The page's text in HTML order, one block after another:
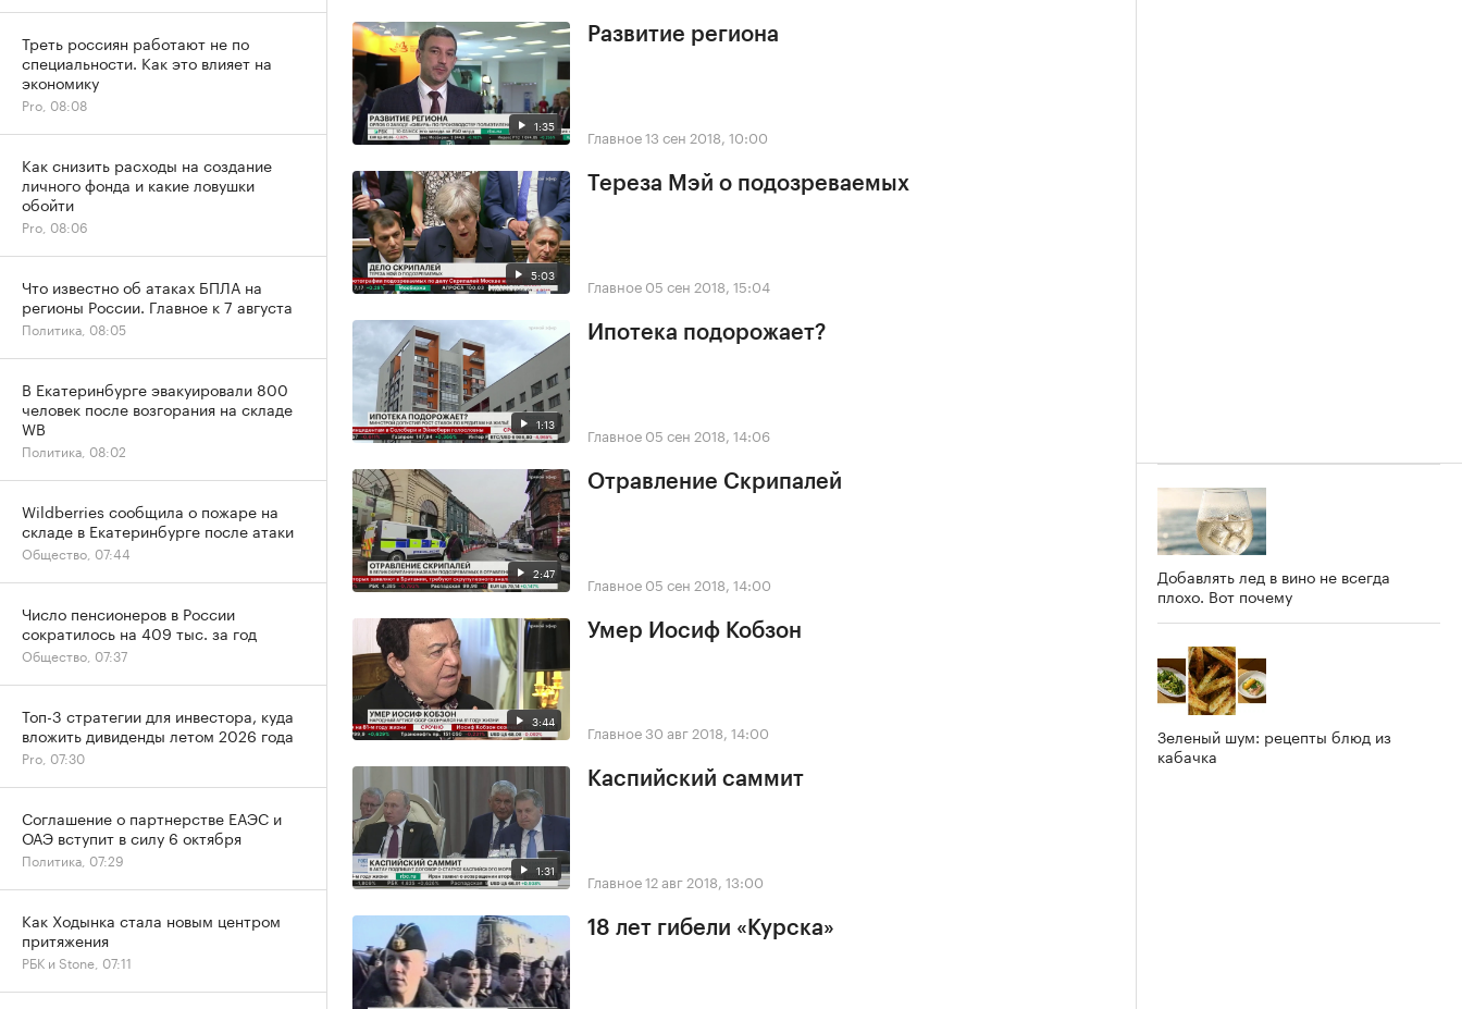
1:35
Развитие региона
Главное13 сен 2018, 10:00
5:03
Тереза Мэй о подозреваемых
Главное 05 сен 2018, 15:04
1:13
Ипотека подорожает?
Главное 05 сен 2018, 14:06
2:47
Отравление Скрипалей
Главное 05 сен 2018, 14:00
3:44
Умер Иосиф Кобзон
Главное30 авг 2018, 14:00
1:31
Каспийский саммит
Главное12 авг 2018, 13:00
18 лет гибели «Курска»
Добавлять лед в вино не всегда
плохо. Вот почему
Зеленый шум: рецепты блюд из
кабачка
Треть россиян работают не по
специальности. Как это влияет на
экономику
Pro, 08:08
Как снизить расходы на создание
личного фонда и какие ловушки
обойти
Pro, 08:06
Что известно об атаках БПЛА на
регионы России. Главное к 7 августа
Политика, 08:05
В Екатеринбурге эвакуировали 800
человек после возгорания на складе
WB
Политика, 08:02
Wildberries сообщила о пожаре на
складе в Екатеринбурге после атаки
Общество, 07:44
Число пенсионеров в России
сократилось на 409 тыс. за год
Общество, 07:37
Топ-3 стратегии для инвестора, куда
вложить дивиденды летом 2026 года
Pro, 07:30
Соглашение о партнерстве ЕАЭС и
ОАЭ вступит в силу 6 октября
Политика, 07:29
Как Ходынка стала новым центром
притяжения
РБК и Stone, 07:11